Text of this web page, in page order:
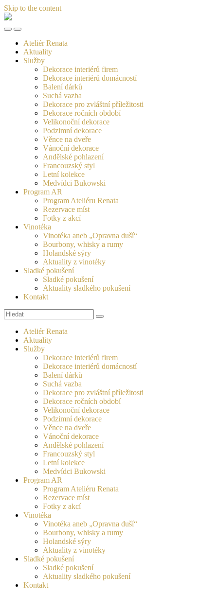
Skip to the content
Ateliér
Toggle
mobile
menu
Toggle
the
search
field
Ateliér Renata
Aktuality
Služby
Dekorace interiérů firem
Dekorace interiérů domácností
Balení dárků
Suchá vazba
Dekorace pro zvláštní příležitosti
Dekorace ročních období
Velikonoční dekorace
Podzimní dekorace
Věnce na dveře
Vánoční dekorace
Andělské pohlazení
Francouzský styl
Letní kolekce
Medvídci Bukowski
Program AR
Program Ateliéru Renata
Rezervace míst
Fotky z akcí
Vinotéka
Vinotéka aneb „Opravna duší“
Bourbony, whisky a rumy
Holandské sýry
Aktuality z vinotéky
Sladké pokušení
Sladké pokušení
Aktuality sladkého pokušení
Kontakt
Search
Ateliér Renata
Aktuality
Služby
Dekorace interiérů firem
Dekorace interiérů domácností
Balení dárků
Suchá vazba
Dekorace pro zvláštní příležitosti
Dekorace ročních období
Velikonoční dekorace
Podzimní dekorace
Věnce na dveře
Vánoční dekorace
Andělské pohlazení
Francouzský styl
Letní kolekce
Medvídci Bukowski
Program AR
Program Ateliéru Renata
Rezervace míst
Fotky z akcí
Vinotéka
Vinotéka aneb „Opravna duší“
Bourbony, whisky a rumy
Holandské sýry
Aktuality z vinotéky
Sladké pokušení
Sladké pokušení
Aktuality sladkého pokušení
Kontakt